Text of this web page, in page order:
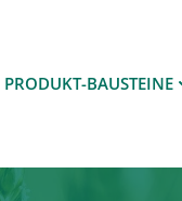
PRODUKT-BAUSTEINE